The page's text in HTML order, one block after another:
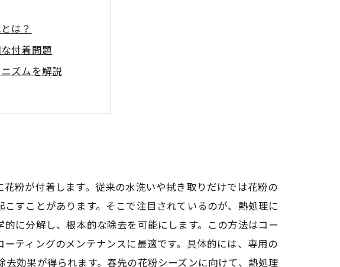
は？
付着問題
ズムを解説
花粉除去法
久性の秘訣
粉が付着します。従来の水洗いや拭き取りだけでは花粉の
すことがあります。そこで注目されているのが、熱処理に
に分解し、根本的な除去を可能にします。この方法はコー
ティングのメンテナンスに最適です。具体的には、専用の
効果が得られます。春先の花粉シーズンに向けて、熱処理